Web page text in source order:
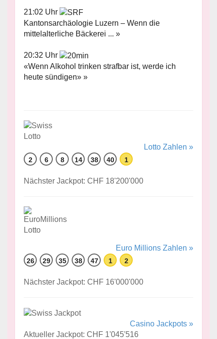
21:02 Uhr
Kantonsarchäologie Luzern – Wenn die
mittelalterliche Bäckerei ... »
20:32 Uhr
«Wenn Alkohol trinken strafbar ist, werde ich
heute sündigen» »
Lotto Zahlen »
2 6 8 14 38 40 1
Nächster Jackpot: CHF 18'200'000
Euro Millions Zahlen »
26 29 35 38 47 1 2
Nächster Jackpot: CHF 16'000'000
Casino Jackpots »
Aktueller Jackpot: CHF 1'045'516